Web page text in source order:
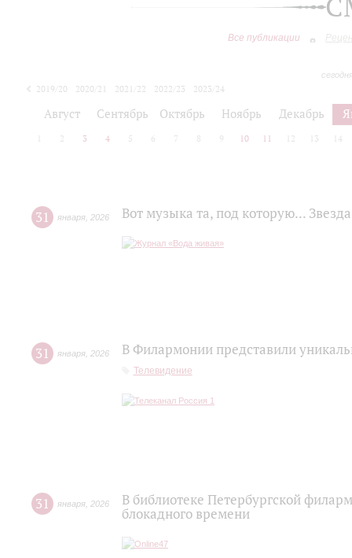
Все публикации
2019/20 2020/21 2021/22 2022/23
2023/24
Август Сентябрь Октябрь Ноябрь Декабрь
2 3 4 5 6 7 8 9 10 11 12 13 14
31 января 2026 Вот музыка та, под которую...
31 января 2026 В Филармонии представили
Телевидение
31 января 2026
В библиотеке Петербургской
блокадного времени